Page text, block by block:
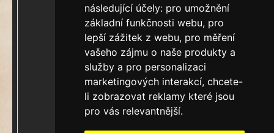
následující účely: pro umožnění
základní funkčnosti webu, pro
lepší zážitek z webu, pro měření
vašeho zájmu o naše produkty a
služby a pro personalizaci
marketingových interakcí, chcete-
li zobrazovat reklamy které jsou
pro vás relevantnější.
je společnost
&Restaurátorský tým
Ročník XXIII.
V Praze, čtvrtek 6.srpen 2026